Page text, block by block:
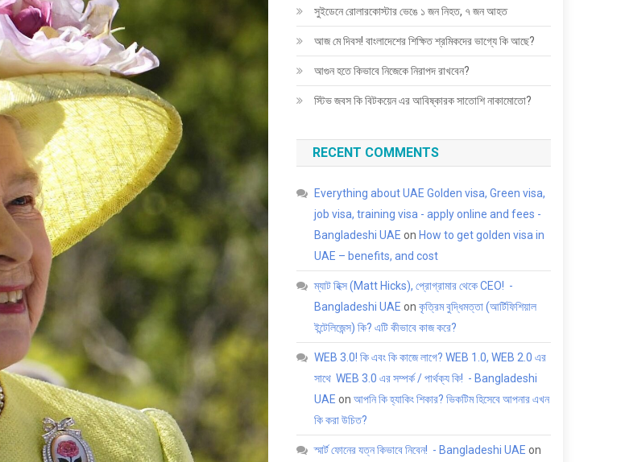
সুইডেনে রোলারকোস্টার ভেঙে ১ জন নিহত, ৭ জন আহত
আজ মে দিবস! বাংলাদেশের শিক্ষিত শ্রমিকদের ভাগ্যে কি আছে?
আগুন হতে কিভাবে নিজেকে নিরাপদ রাখবেন?
স্টিভ জবস কি বিটকয়েন এর আবিষ্কারক সাতোশি নাকামোতো?
RECENT COMMENTS
Everything about UAE Golden visa, Green visa,
job visa, training visa - apply online and fees -
Bangladeshi UAE on How to get golden visa in
UAE – benefits, and cost
ম্যাট হিক্স (Matt Hicks), প্রোগ্রামার থেকে CEO! -
Bangladeshi UAE onকৃত্রিম বুদ্ধিমত্তা (আর্টিফিশিয়াল
ইন্টেলিজেন্স) কি? এটি কীভাবে কাজ করে?
WEB 3.0! কি এবং কি কাজে লাগে? WEB 1.0, WEB 2.0 এর
সাথে WEB 3.0 এর সম্পর্ক / পার্থক্য কি! - Bangladeshi
UAE onআপনি কি হ্যাকিং শিকার? ভিকটিম হিসেবে আপনার এখন
কি করা উচিত?
স্মার্ট ফোনের যত্ন কিভাবে নিবেন! - Bangladeshi UAE on